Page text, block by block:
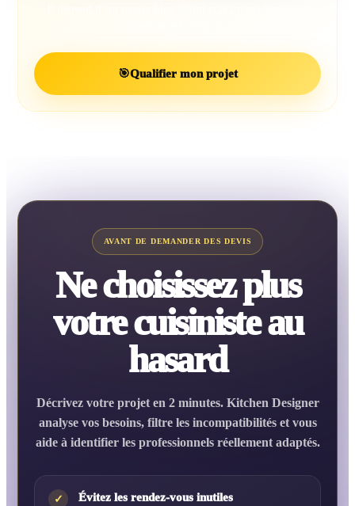
🎯Qualifier mon projet
AVANT DE DEMANDER DES DEVIS
Ne choisissez plus
votre cuisiniste au
hasard
Décrivez votre projet en 2 minutes. Kitchen Designer
analyse vos besoins, filtre les incompatibilités et vous
aide à identifier les professionnels réellement adaptés.
✓ Évitez les rendez-vous inutiles